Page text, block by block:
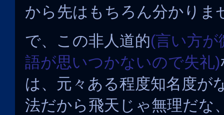
から先はもちろん分かりま
で、この非人道的(言い方
語が思いつかないので失礼)
は、元々ある程度知名度が
法だから飛天じゃ無理だな